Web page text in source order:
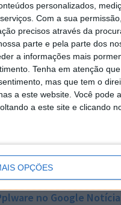
personalizados,
Com a sua
precisos através da
parte e pela parte dos
a informações mais
Tenha em atenção
mas que tem o
a este website. Você
a este site e clicando
OPÇÕES
Os modelos de IA
Isso reduz o intervalo
este processo, a
empresariais.
aplicação automática
A empresa
utilizar os
no Google